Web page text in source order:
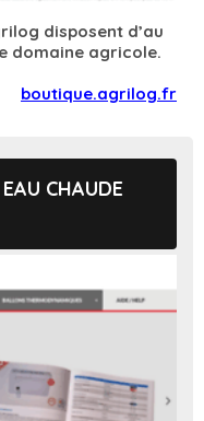
disposent d’au
domaine agricole.
boutique.agrilog.fr
CHAUDE